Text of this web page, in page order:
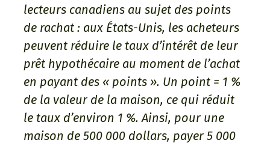
lecteurs canadiens au sujet des points
de rachat : aux États-Unis, les acheteurs
peuvent réduire le taux d’intérêt de leur
prêt hypothécaire au moment de l’achat
en payant des « points ». Un point = 1 %
de la valeur de la maison, ce qui réduit
le taux d’environ 1 %. Ainsi, pour une
maison de 500 000 dollars, payer 5 000